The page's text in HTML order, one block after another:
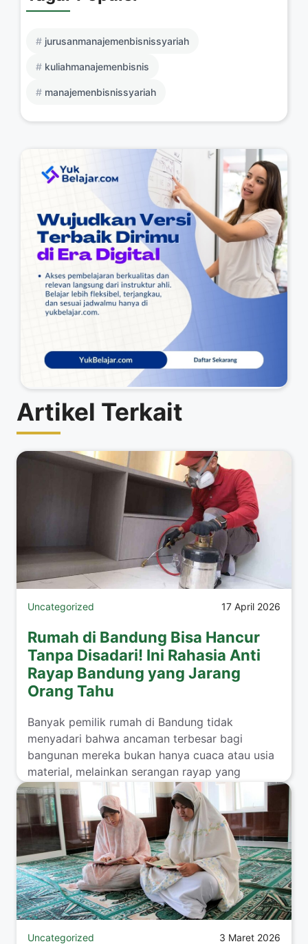
jurusanmanajemenbisnissyariah
kuliahmanajemenbisnis
manajemenbisnissyariah
Artikel Terkait
Uncategorized 17 April 2026
Rumah di Bandung Bisa Hancur
Tanpa Disadari! Ini Rahasia Anti
Rayap Bandung yang Jarang
Orang Tahu
Banyak pemilik rumah di Bandung tidak
menyadari bahwa ancaman terbesar bagi
bangunan mereka bukan hanya cuaca atau usia
material, melainkan serangan rayap yang
bekerja ...
Uncategorized 3 Maret 2026